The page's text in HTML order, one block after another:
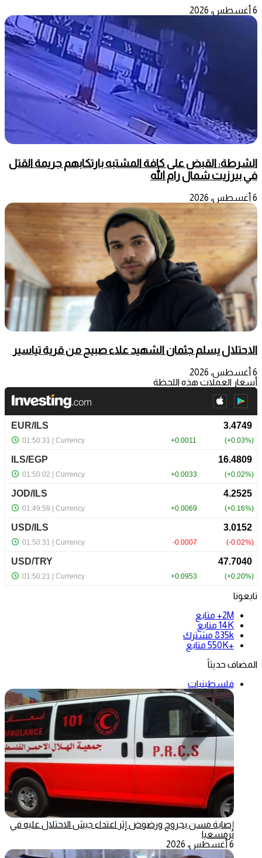
6 أغسطس، 2026
الشرطة: القبض على كافة المشتبه بارتكابهم جريمة القتل
في بيرزيت شمال رام الله
6 أغسطس، 2026
الاحتلال يسلم جثمان الشهيد علاء صبيح من قرية تياسير
6 أغسطس، 2026
أسعار العملات هذه اللحظة
تابعونا
2M+
متابع
14K متابع
835k مشترك
+550K
متابع
المضاف حديثاً
فلسطينيات
إصابة مسن بجروح ورضوض إثر اعتداء جيش الاحتلال عليه في
ترمسعيا
6 أغسطس، 2026